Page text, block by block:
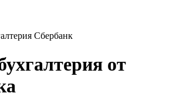
Сбербанк
от